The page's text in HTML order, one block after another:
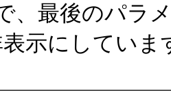
、最後のパラ
表示にしていま